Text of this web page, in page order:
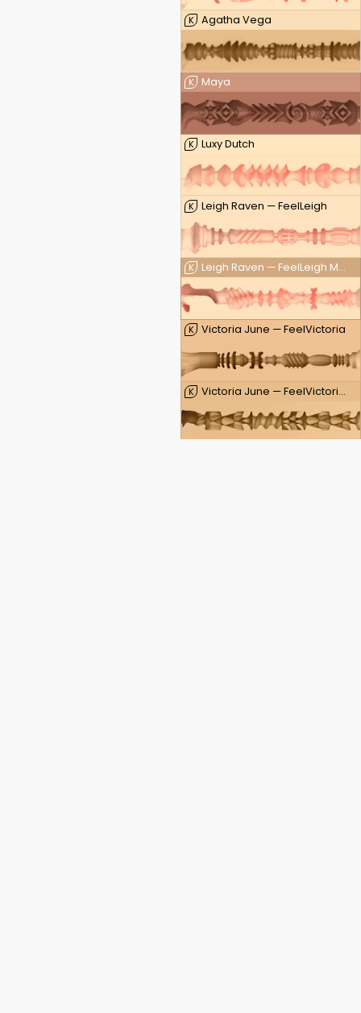
K Agatha Vega
K Maya
K Luxy Dutch
K Leigh Raven — FeelLeigh
K Leigh Raven — FeelLeigh Mouth
K Victoria June — FeelVictoria
K Victoria June — FeelVictoria Mouth